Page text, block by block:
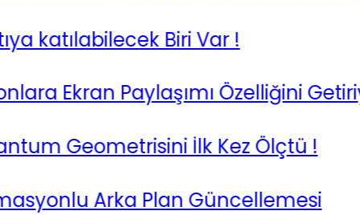
Biri Var !
Ekran Paylaşımı Özelliğini Getiriyor
Geometrisini İlk Kez Ölçtü !
Arka Plan Güncellemesi